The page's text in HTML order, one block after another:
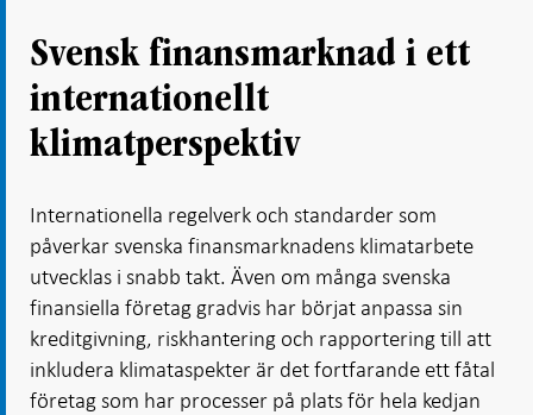
Svensk finansmarknad i ett
internationellt
klimatperspektiv
Internationella regelverk och standarder som
påverkar svenska finansmarknadens klimatarbete
utvecklas i snabb takt. Även om många svenska
finansiella företag gradvis har börjat anpassa sin
kreditgivning, riskhantering och rapportering till att
inkludera klimataspekter är det fortfarande ett fåtal
företag som har processer på plats för hela kedjan